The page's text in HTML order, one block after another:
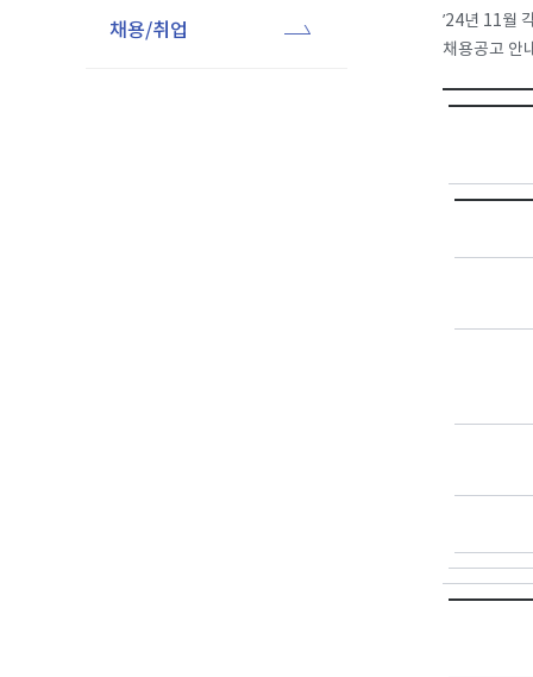
’24년 11월
채용공고 안
채용/취업